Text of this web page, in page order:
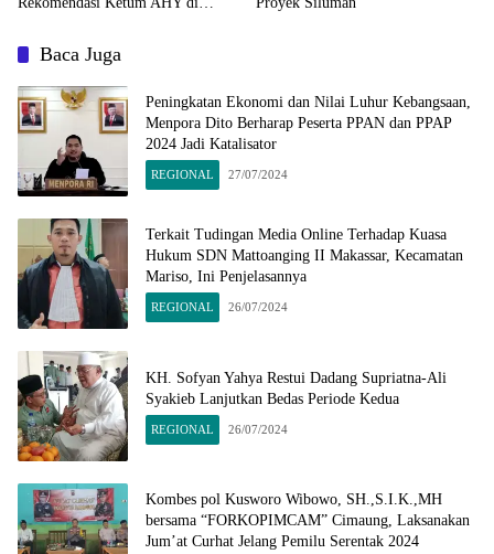
Baca Juga
Peningkatan Ekonomi dan Nilai Luhur Kebangsaan,
Menpora Dito Berharap Peserta PPAN dan PPAP
2024 Jadi Katalisator
REGIONAL 27/07/2024
Terkait Tudingan Media Online Terhadap Kuasa
Hukum SDN Mattoanging II Makassar, Kecamatan
Mariso, Ini Penjelasannya
REGIONAL 26/07/2024
KH. Sofyan Yahya Restui Dadang Supriatna-Ali
Syakieb Lanjutkan Bedas Periode Kedua
REGIONAL 26/07/2024
Kombes pol Kusworo Wibowo, SH.,S.I.K.,MH
bersama “FORKOPIMCAM” Cimaung, Laksanakan
Jum’at Curhat Jelang Pemilu Serentak 2024